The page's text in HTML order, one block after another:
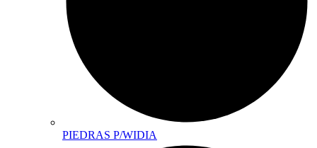
PIEDRAS P/WIDIA